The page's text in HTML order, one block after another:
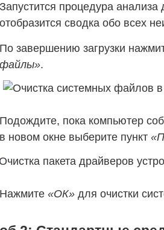
Запустится процедура
отобразится сводка обо всех
По завершению загрузки
файлы».
Подождите, пока компьютер
в новом окне выберите пункт
Нажмите «ОК» для очистки